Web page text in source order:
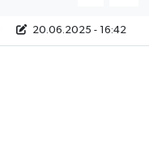
20.06.2025 - 16:42